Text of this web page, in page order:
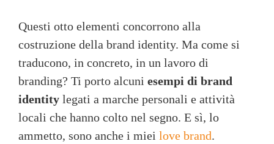
Questi otto elementi concorrono alla
costruzione della brand identity. Ma come si
traducono, in concreto, in un lavoro di
branding? Ti porto alcuni esempi di brand
identity legati a marche personali e attività
locali che hanno colto nel segno. E sì, lo
ammetto, sono anche i miei love brand.